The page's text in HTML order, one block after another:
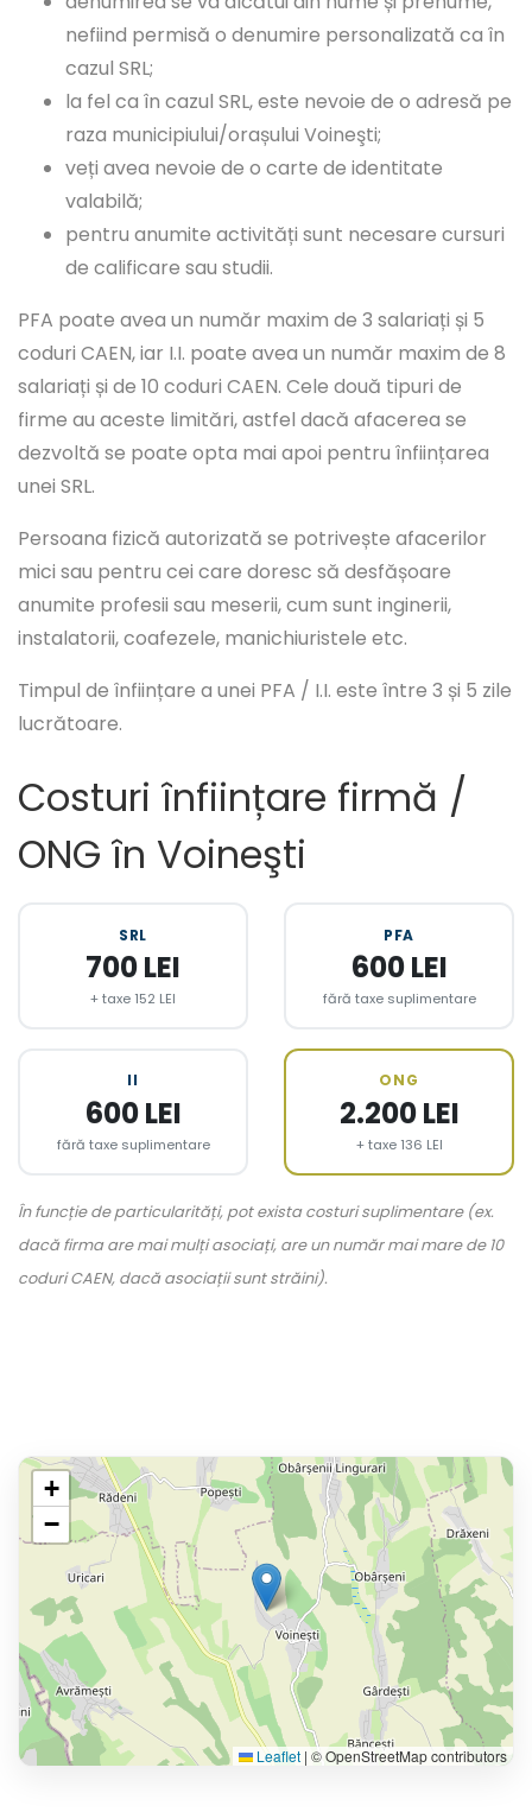
nefiind permisă o denumire personalizată ca în
cazul SRL;
la fel ca în cazul SRL, este nevoie de o adresă pe
raza municipiului/orașului Voineşti;
veți avea nevoie de o carte de identitate
valabilă;
pentru anumite activități sunt necesare cursuri
de calificare sau studii.
PFA poate avea un număr maxim de 3 salariați și 5
coduri CAEN, iar I.I. poate avea un număr maxim de 8
salariați și de 10 coduri CAEN. Cele două tipuri de
firme au aceste limitări, astfel dacă afacerea se
dezvoltă se poate opta mai apoi pentru înființarea
unei SRL.
Persoana fizică autorizată se potrivește afacerilor
mici sau pentru cei care doresc să desfășoare
anumite profesii sau meserii, cum sunt inginerii,
instalatorii, coafezele, manichiuristele etc.
Timpul de înființare a unei PFA / I.I. este între 3 și 5 zile
lucrătoare.
Costuri înființare firmă /
ONG în Voineşti
SRL
700 LEI
+ taxe 152 LEI
PFA
600 LEI
fără taxe suplimentare
II
600 LEI
fără taxe suplimentare
ONG
2.200 LEI
+ taxe 136 LEI
În funcție de particularități, pot exista costuri suplimentare (ex.
dacă firma are mai mulți asociați, are un număr mai mare de 10
coduri CAEN, dacă asociații sunt străini).
+
−
Leaflet | © OpenStreetMap contributors